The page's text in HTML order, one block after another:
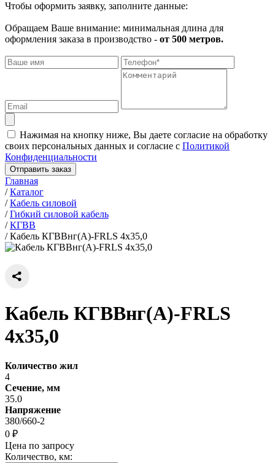
Чтобы оформить заявку, заполните данные:
Обращаем Ваше внимание: минимальная длина для
оформления заказа в производство - от 500 метров.
Нажимая на кнопку ниже, Вы даете согласие на обработку
своих персональных данных и согласие с Политикой
Конфиденциальности
Отправить заказ
Главная
/Каталог
/Кабель силовой
/Гибкий силовой кабель
/КГВВ
/Кабель КГВВнг(А)-FRLS 4х35,0
Кабель КГВВнг(А)-FRLS
4х35,0
Количество жил
4
Сечение, мм
35.0
Напряжение
380/660-2
0 ₽
Цена по запросу
Количество, км: